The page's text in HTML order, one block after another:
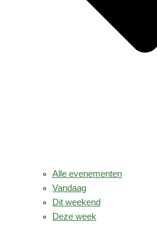
Alle evenementen
Vandaag
Dit weekend
Deze week